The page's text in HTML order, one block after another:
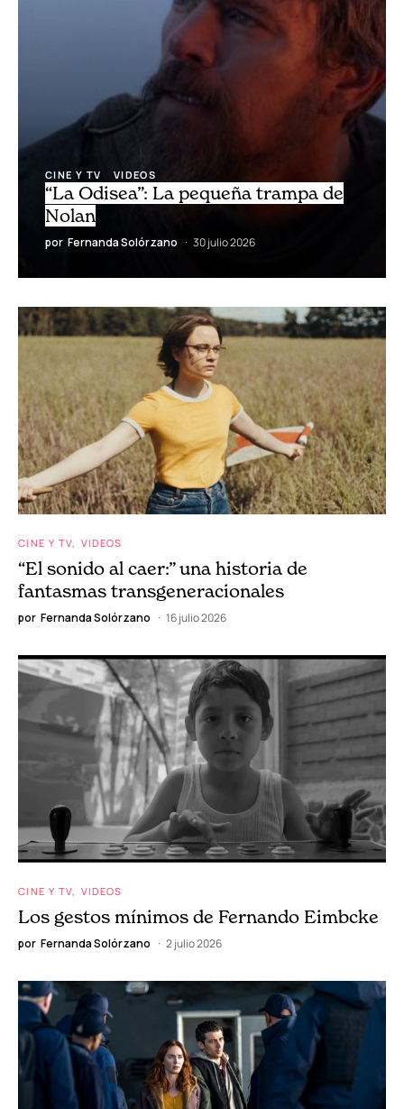
CINE Y TV VIDEOS
“La Odisea”: La pequeña trampa de
Nolan
por Fernanda Solórzano 30 julio 2026
CINE Y TV VIDEOS
“El sonido al caer:” una historia de
fantasmas transgeneracionales
por Fernanda Solórzano 16 julio 2026
CINE Y TV VIDEOS
Los gestos mínimos de Fernando Eimbcke
por Fernanda Solórzano 2 julio 2026